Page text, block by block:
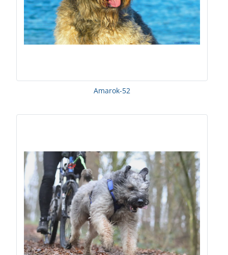
Amarok-52